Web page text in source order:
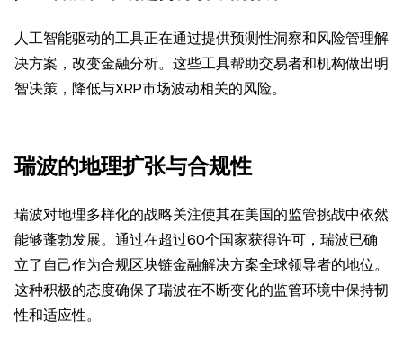
人工智能驱动的工具正在通过提供预测性洞察和风险管理解
决方案，改变金融分析。这些工具帮助交易者和机构做出明
智决策，降低与XRP市场波动相关的风险。
瑞波的地理扩张与合规性
瑞波对地理多样化的战略关注使其在美国的监管挑战中依然
能够蓬勃发展。通过在超过60个国家获得许可，瑞波已确
立了自己作为合规区块链金融解决方案全球领导者的地位。
这种积极的态度确保了瑞波在不断变化的监管环境中保持韧
性和适应性。